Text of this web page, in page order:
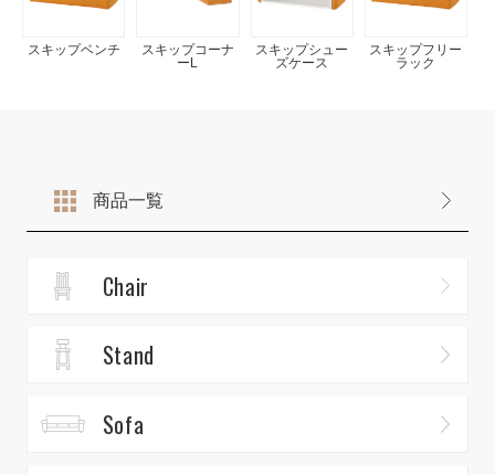
スキップベンチ
スキップコーナ
ーL
スキップシュー
ズケース
スキップフリー
ラック
商品一覧
Chair
Stand
Sofa